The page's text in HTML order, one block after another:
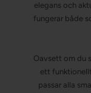
elegans och
fungerar både
Oavsett om du
ett
passar alla